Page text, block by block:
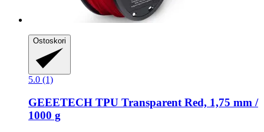
Ostoskori
5.0 (1)
GEEETECH TPU Transparent Red, 1,75 mm /
1000 g